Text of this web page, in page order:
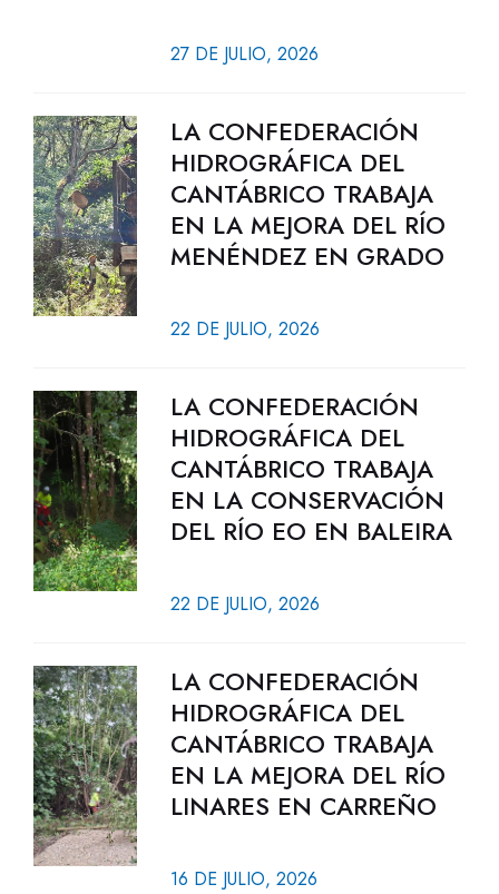
27 DE JULIO, 2026
LA CONFEDERACIÓN
HIDROGRÁFICA DEL
CANTÁBRICO TRABAJA
EN LA MEJORA DEL RÍO
MENÉNDEZ EN GRADO
22 DE JULIO, 2026
LA CONFEDERACIÓN
HIDROGRÁFICA DEL
CANTÁBRICO TRABAJA
EN LA CONSERVACIÓN
DEL RÍO EO EN BALEIRA
22 DE JULIO, 2026
LA CONFEDERACIÓN
HIDROGRÁFICA DEL
CANTÁBRICO TRABAJA
EN LA MEJORA DEL RÍO
LINARES EN CARREÑO
16 DE JULIO, 2026